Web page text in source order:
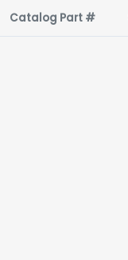
Catalog Part #